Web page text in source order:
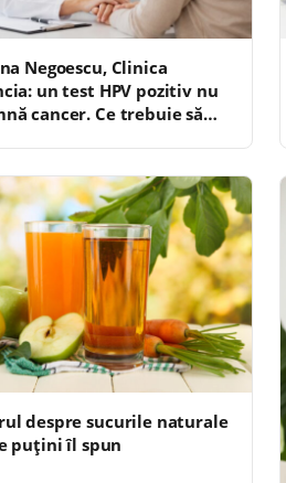
Negoescu, Clinica
un test HPV pozitiv nu
cancer. Ce trebuie să
despre sucurile naturale
puțini îl spun